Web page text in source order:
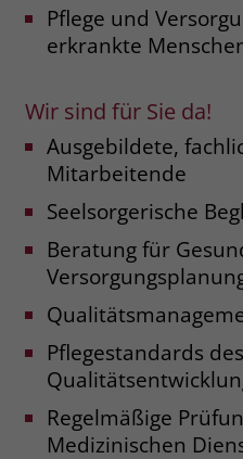
Pflege und
erkrankte
Wir sind für Sie da!
Ausgebildete,
Mitarbeitende
Seelsorgerische
Beratung für
Pflegestandards
Regelmäßige
Medizinischen
Name _fbp
Laufzeit 3 Monate
Zweck
Der Zweck
die Werbe-
von
Cookie ist
Facebook
Cookie
Nutzers auf
und meldet
Facebook.
Nutzer